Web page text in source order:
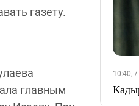
газету.
главным
10:40,